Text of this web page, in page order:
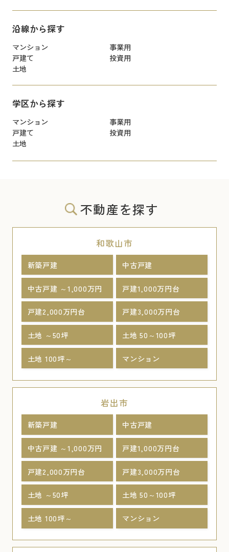
沿線から探す
マンション
事業用
戸建て
投資用
土地
学区から探す
マンション
事業用
戸建て
投資用
土地
不動産を探す
和歌山市
新築戸建 中古戸建
中古戸建 ～1,000万円 戸建1,000万円台
戸建2,000万円台 戸建3,000万円台
土地 ～50坪 土地 50～100坪
土地 100坪～ マンション
岩出市
新築戸建 中古戸建
中古戸建 ～1,000万円 戸建1,000万円台
戸建2,000万円台 戸建3,000万円台
土地 ～50坪 土地 50～100坪
土地 100坪～ マンション